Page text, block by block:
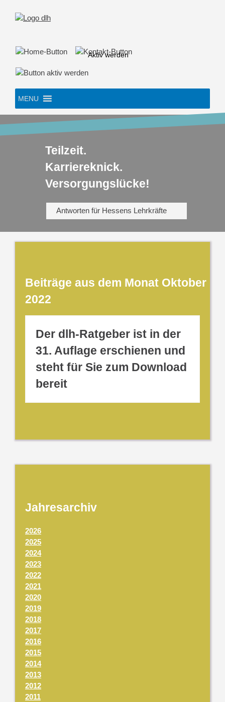
Aktiv werden
MENU
Teilzeit.
Karriereknick.
Versorgungslücke!
Antworten für Hessens Lehrkräfte
Beiträge aus dem Monat Oktober
2022
Der dlh-Ratgeber ist in der
31. Auflage erschienen und
steht für Sie zum Download
bereit
Jahresarchiv
2026
2025
2024
2023
2022
2021
2020
2019
2018
2017
2016
2015
2014
2013
2012
2011